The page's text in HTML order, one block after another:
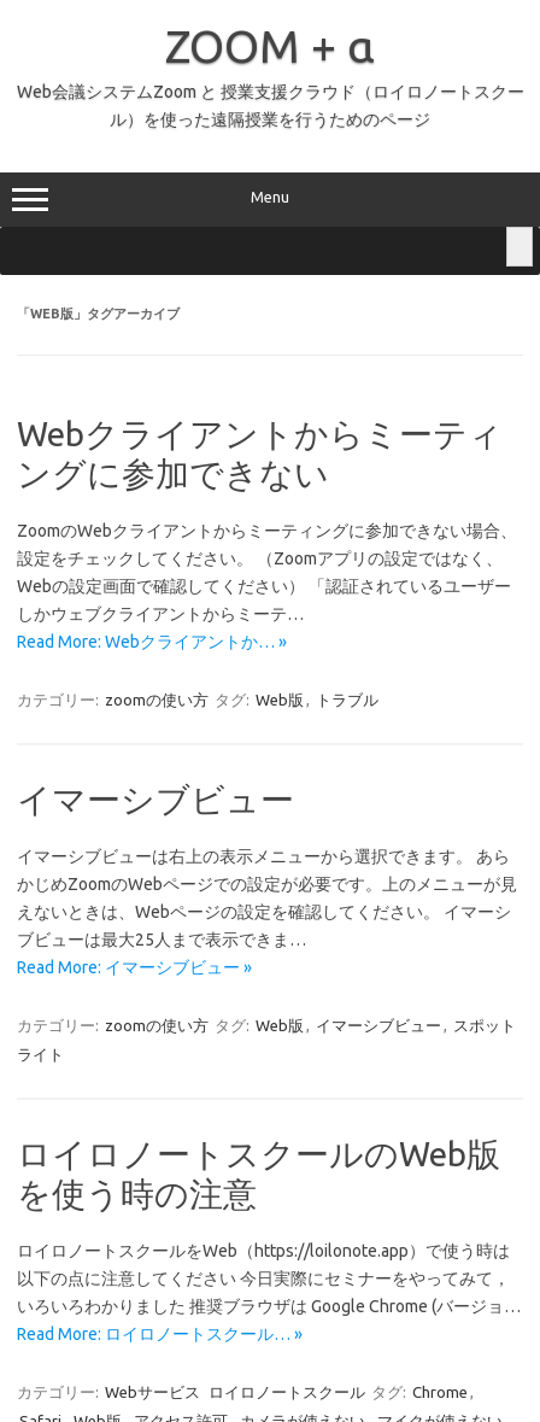
ZOOM + α
Web会議システムZoom と 授業支援クラウド（ロイロノートスクー
ル）を使った遠隔授業を行うためのページ
Menu
「WEB版 」タグアーカイブ
Webクライアントからミーティ
ングに参加できない
ZoomのWebクライアントからミーティングに参加できない場合、
設定をチェックしてください。 （Zoomアプリの設定ではなく、
Webの設定画面で確認してください） 「認証されているユーザー
しかウェブクライアントからミーテ…
Read More: Webクライアントか… »
カテゴリー: zoomの使い方 タグ: Web版 , トラブル
イマーシブビュー
イマーシブビューは右上の表示メニューから選択できます。 あら
かじめZoomのWebページでの設定が必要です。上のメニューが見
えないときは、Webページの設定を確認してください。 イマーシ
ブビューは最大25人まで表示できま…
Read More: イマーシブビュー »
カテゴリー: zoomの使い方 タグ: Web版 , イマーシブビュー , スポット
ライト
ロイロノートスクールのWeb版
を使う時の注意
ロイロノートスクールをWeb（https://loilonote.app）で使う時は
以下の点に注意してください 今日実際にセミナーをやってみて，
いろいろわかりました 推奨ブラウザは Google Chrome (バージョ…
Read More: ロイロノートスクール… »
カテゴリー: Webサービス ロイロノートスクール タグ: Chrome ,